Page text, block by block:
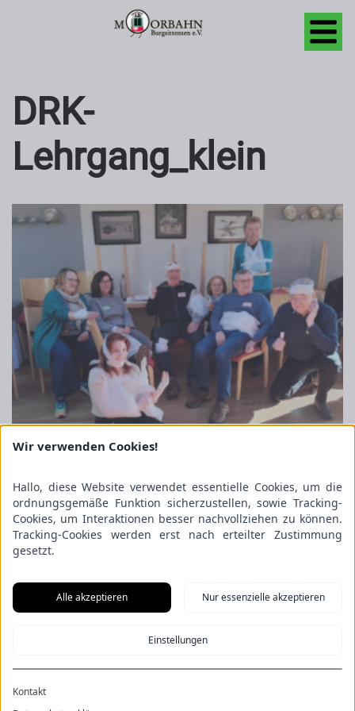
DRK-
Lehrgang_klein
Wir verwenden Cookies!
Hallo, diese Website verwendet essentielle Cookies, um die
ordnungsgemäße Funktion sicherzustellen, sowie Tracking-
Cookies, um Interaktionen besser nachvollziehen zu können.
Tracking-Cookies werden erst nach erteilter Zustimmung
gesetzt.
Alle akzeptieren Nur essenzielle akzeptieren
Einstellungen
Kontakt